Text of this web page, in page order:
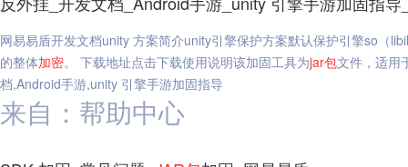
网易易盾开发文档unity 方案简介unity引擎保护方案默认保护引擎so（
的整体加密。 下载地址点击下载使用说明该加固工具为jar包文件，适用
档,Android手游,unity 引擎手游加固指导
来自：帮助中心